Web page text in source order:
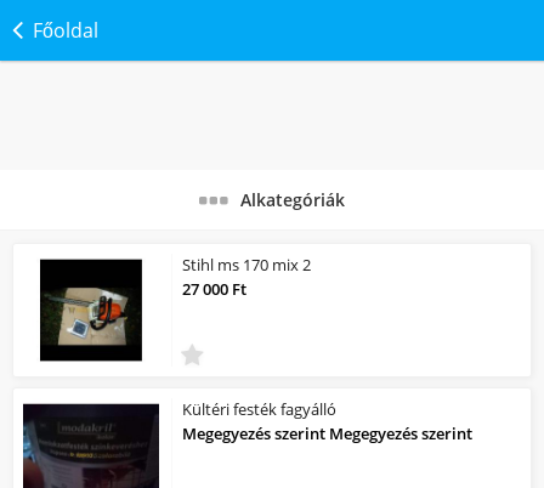
Főoldal
Alkategóriák
Stihl ms 170 mix 2
27 000 Ft
Kültéri festék fagyálló
Megegyezés szerint Megegyezés szerint